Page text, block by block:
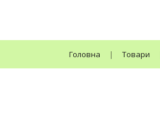
Головна | Товари